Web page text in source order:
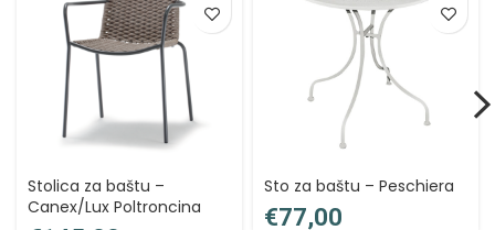
Stolica za baštu –
Canex/Lux Poltroncina
Sto za baštu – Peschiera
€